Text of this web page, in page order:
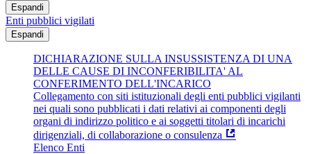
Espandi
Enti pubblici vigilati
Espandi
DICHIARAZIONE SULLA INSUSSISTENZA DI UNA
DELLE CAUSE DI INCONFERIBILITA' AL
CONFERIMENTO DELL'INCARICO
Collegamento con siti istituzionali degli enti pubblici vigilanti
nei quali sono pubblicati i dati relativi ai componenti degli
organi di indirizzo politico e ai soggetti titolari di incarichi
dirigenziali, di collaborazione o consulenza
Elenco Enti